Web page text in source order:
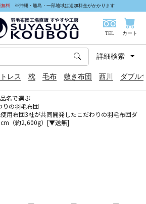
無料 ※沖縄・離島・一部地域は追加料金がかかります
TEL カート
レス 枕 毛布 敷き布団 西川 ダブル
詳細検索
名で選ぶ
りの羽毛布団
用布団3社が共同開発したこだわりの羽毛布団ダ
（約2,600g）[▼送無]